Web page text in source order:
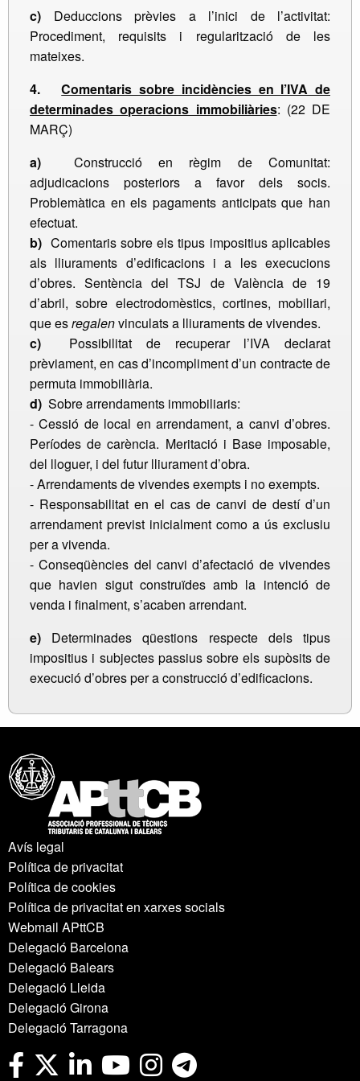
c) Deduccions prèvies a l’inici de l’activitat:
Procediment, requisits i regularització de les
mateixes.
4.Comentaris sobre incidències en l’IVA de
determinades operacions immobiliàries: (22 DE
MARÇ)
a) Construcció en règim de Comunitat:
adjudicacions posteriors a favor dels socis.
Problemàtica en els pagaments anticipats que han
efectuat.
b) Comentaris sobre els tipus impositius aplicables
als lliuraments d’edificacions i a les execucions
d’obres. Sentència del TSJ de València de 19
d’abril, sobre electrodomèstics, cortines, mobiliari,
que esregalenvinculats a lliuraments de vivendes.
c) Possibilitat de recuperar l’IVA declarat
prèviament, en cas d’incompliment d’un contracte de
permuta immobiliària.
d) Sobre arrendaments immobiliaris:
- Cessió de local en arrendament, a canvi d’obres.
Períodes de carència. Meritació i Base imposable,
del lloguer, i del futur lliurament d’obra.
- Arrendaments de vivendes exempts i no exempts.
- Responsabilitat en el cas de canvi de destí d’un
arrendament previst inicialment como a ús exclusiu
per a vivenda.
- Conseqüències del canvi d’afectació de vivendes
que havien sigut construïdes amb la intenció de
venda i finalment, s’acaben arrendant.
e) Determinades qüestions respecte dels tipus
impositius i subjectes passius sobre els supòsits de
execució d’obres per a construcció d’edificacions.
Avís legal
Política de privacitat
Política de cookies
Política de privacitat en xarxes socials
Webmail APttCB
Delegació Barcelona
Delegació Balears
Delegació Lleida
Delegació Girona
Delegació Tarragona